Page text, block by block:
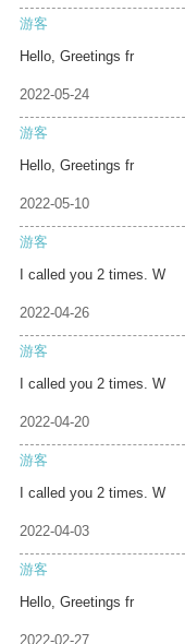
游客
Hello, Greetings fr
2022-05-24
游客
Hello, Greetings fr
2022-05-10
游客
I called you 2 times. W
2022-04-26
游客
I called you 2 times. W
2022-04-20
游客
I called you 2 times. W
2022-04-03
游客
Hello, Greetings fr
2022-02-27